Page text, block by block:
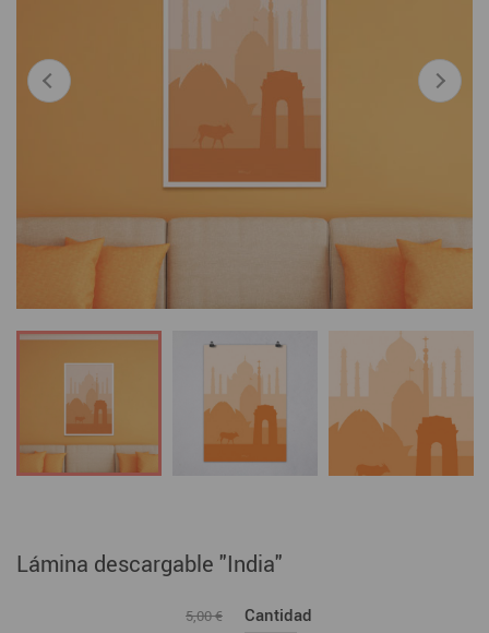
Lámina descargable "India"
5,00 € Cantidad